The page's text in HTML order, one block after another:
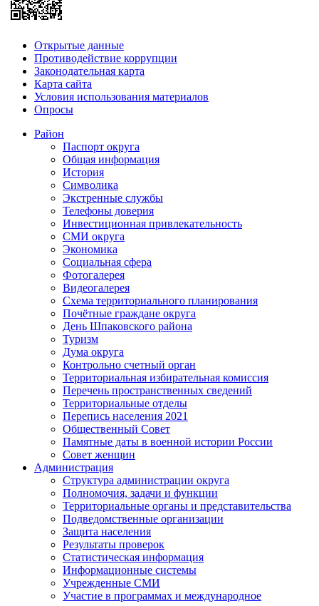
Открытые данные
Противодействие коррупции
Законодательная карта
Карта сайта
Условия использования материалов
Опросы
Район
Паспорт округа
Общая информация
История
Символика
Экстренные службы
Телефоны доверия
Инвестиционная привлекательность
СМИ округа
Экономика
Социальная сфера
Фотогалерея
Видеогалерея
Схема территориального планирования
Почётные граждане округа
День Шпаковского района
Туризм
Дума округа
Контрольно счетный орган
Территориальная избирательная комиссия
Перечень пространственных сведений
Территориальные отделы
Перепись населения 2021
Общественный Совет
Памятные даты в военной истории России
Совет женщин
Администрация
Структура администрации округа
Полномочия, задачи и функции
Территориальные органы и представительства
Подведомственные организации
Защита населения
Результаты проверок
Статистическая информация
Информационные системы
Учрежденные СМИ
Участие в программах и международное